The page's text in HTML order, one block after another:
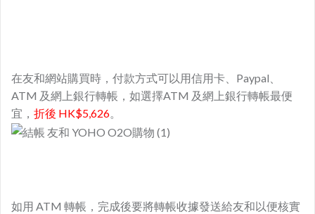
在友和網站購買時，付款方式可以用信用卡、Paypal、
ATM 及網上銀行轉帳，如選擇ATM 及網上銀行轉帳最便
宜， 折後 HK$5,626。
如用 ATM 轉帳，完成後要將轉帳收據發送給友和以便核實